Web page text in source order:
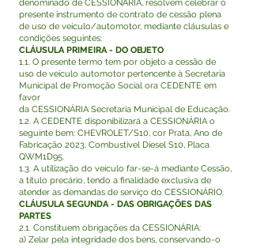
denominado de CESSIONÁRIA, resolvem celebrar o
presente instrumento de contrato de cessão plena
de uso de veículo/automotor, mediante cláusulas e
condições seguintes:
CLÁUSULA PRIMEIRA - DO OBJETO
1.1. O presente termo tem por objeto a cessão de
uso de veículo automotor pertencente à Secretaria
Municipal de Promoção Social ora CEDENTE em
favor
da CESSIONÁRIA Secretaria Municipal de Educação.
1.2. A CEDENTE disponibilizará a CESSIONÁRIA o
seguinte bem: CHEVROLET/S10, cor Prata, Ano de
Fabricação 2023, Combustível Diesel S10, Placa
QWM1D95.
1.3. A utilização do veículo far-se-á mediante Cessão,
a título precário, tendo a finalidade exclusiva de
atender as demandas de serviço do CESSIONÁRIO.
CLÁUSULA SEGUNDA - DAS OBRIGAÇÕES DAS
PARTES
2.1. Constituem obrigações da CESSIONÁRIA:
a) Zelar pela integridade dos bens, conservando-o